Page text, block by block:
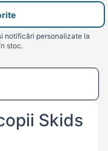
notificări personalizate la
stoc.
Skids